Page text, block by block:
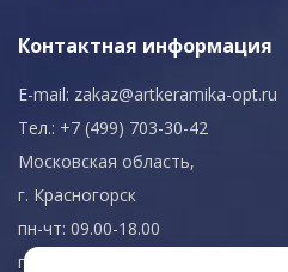
Контактная информация
E-mail: zakaz@artkeramika-opt.ru
Тел.: +7 (499) 703-30-42
Московская область,
г. Красногорск
пн-чт: 09.00-18.00
пт: 09.00-17.00